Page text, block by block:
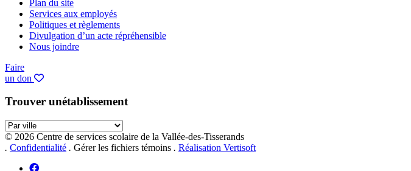
Plan du site
Services aux employés
Politiques et règlements
Divulgation d’un acte répréhensible
Nous joindre
Faire
un don
Trouver unétablissement
© 2026 Centre de services scolaire de la Vallée-des-Tisserands
. Confidentialité . Gérer les fichiers témoins . Réalisation Vertisoft